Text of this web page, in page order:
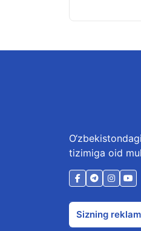
tizimiga oid
Sizning